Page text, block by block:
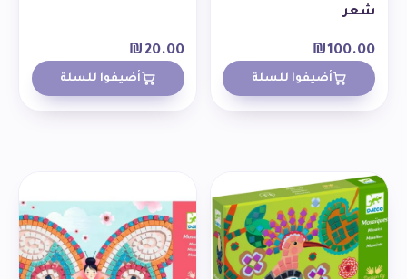
شعر
₪100.00
أضيفوا للسلة
₪ 20.00
أضيفوا للسلة